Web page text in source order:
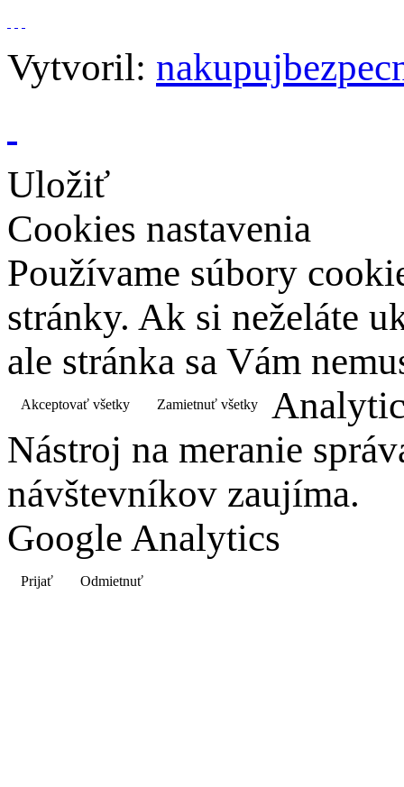
Vytvoril:
Uložiť
Cookies nastavenia
Používame súbory
stránky. Ak si neželáte
ale stránka sa Vám
Akceptovať všetky Zamietnuť všetky
Nástroj na meranie
návštevníkov zaujíma.
Google Analytics
Prijať Odmietnuť